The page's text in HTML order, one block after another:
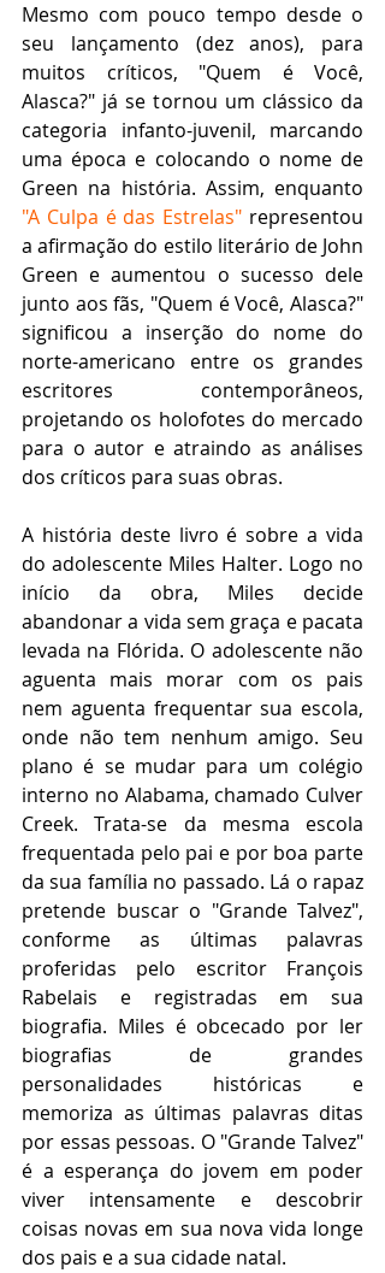
Mesmo com pouco tempo desde o
seu lançamento (dez anos), para
muitos críticos, "Quem é Você,
Alasca?" já se tornou um clássico da
categoria infanto-juvenil, marcando
uma época e colocando o nome de
"A Culpa é das Estrelas" representou
a afirmação do estilo literário de John
Green e aumentou o sucesso dele
junto aos fãs, "Quem é Você, Alasca?"
significou a inserção do nome do
norte-americano entre os grandes
escritores contemporâneos,
projetando os holofotes do mercado
para o autor e atraindo as análises
dos críticos para suas obras.
A história deste livro é sobre a vida
do adolescente Miles Halter. Logo no
início da obra, Miles decide
abandonar a vida sem graça e pacata
levada na Flórida. O adolescente não
aguenta mais morar com os pais
nem aguenta frequentar sua escola,
onde não tem nenhum amigo. Seu
plano é se mudar para um colégio
interno no Alabama, chamado Culver
Creek. Trata-se da mesma escola
frequentada pelo pai e por boa parte
da sua família no passado. Lá o rapaz
pretende buscar o "Grande Talvez",
conforme as últimas palavras
proferidas pelo escritor François
Rabelais e registradas em sua
biografia. Miles é obcecado por ler
biografias de grandes
personalidades históricas e
memoriza as últimas palavras ditas
por essas pessoas. O "Grande Talvez"
é a esperança do jovem em poder
viver intensamente e descobrir
coisas novas em sua nova vida longe
dos pais e a sua cidade natal.